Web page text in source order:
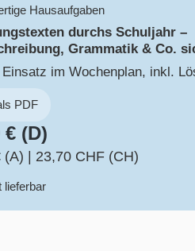
Hausaufgaben
durchs Schuljahr –
Grammatik & Co.
– Klasse 2/3
Einsatz im Wochenplan, inkl.
PDF
€ (D)
(A) 23,70 CHF (CH)
lieferbar